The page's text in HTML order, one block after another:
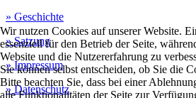
» Geschichte
» Satzung
» Impressum
» Datenschutz
Wir nutzen Cookies auf unserer Website.
essenziell für den Betrieb der Seite,
Website und die Nutzererfahrung zu
Sie können selbst entscheiden, ob Sie die
Bitte beachten Sie, dass bei einer
alle Funktionalitäten der Seite zur